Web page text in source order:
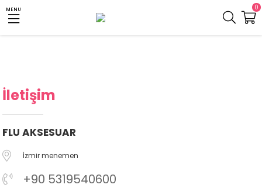
MENU 0
İletişim
FLU AKSESUAR
İzmir menemen
+90 5319540600